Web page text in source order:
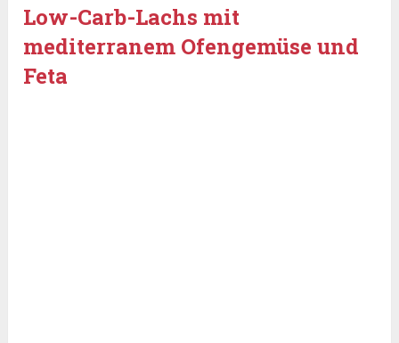
Low-Carb-Lachs mit
mediterranem Ofengemüse und
Feta